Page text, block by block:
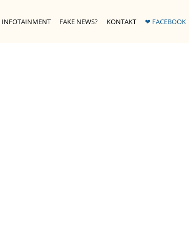
INFOTAINMENT FAKE NEWS? KONTAKT ❤ FACEBOOK